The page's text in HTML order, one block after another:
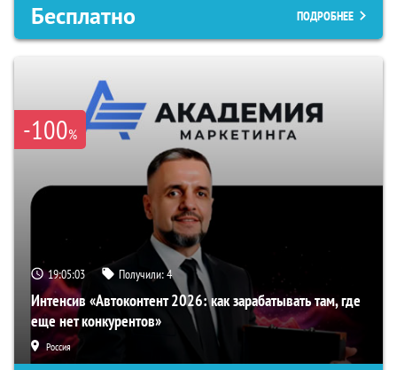
Бесплатно ПОДРОБНЕЕ
-100%
19:05:02 Получили:4
Интенсив «Автоконтент 2026: как зарабатывать там, где
еще нет конкурентов»
Россия